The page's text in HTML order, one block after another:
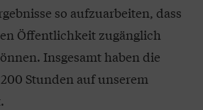
so aufzuarbeiten, dass
Öffentlichkeit zugänglich
Insgesamt haben die
Stunden auf unserem